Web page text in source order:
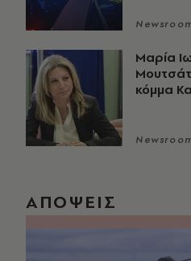
Μαρία
κόμμα
ΑΠΟΨΕΙΣ